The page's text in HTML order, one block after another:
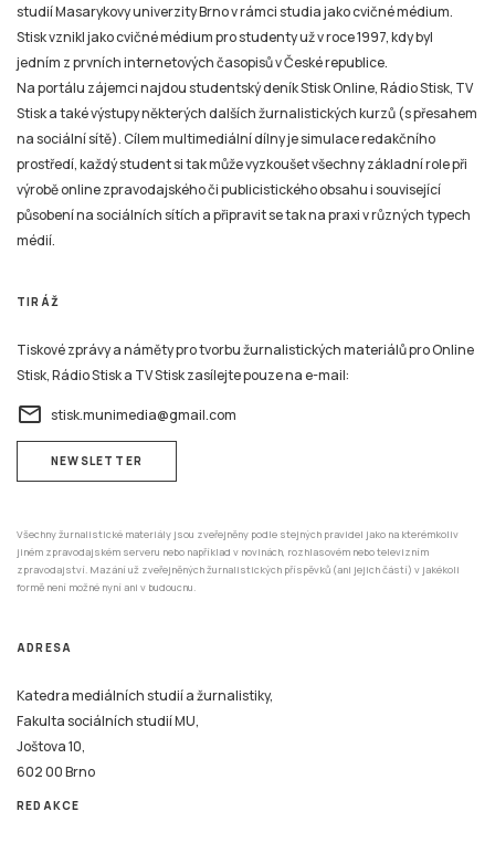
studií Masarykovy univerzity Brno v rámci studia jako cvičné médium.
Stisk vznikl jako cvičné médium pro studenty už v roce 1997, kdy byl
jedním z prvních internetových časopisů v České republice.
Na portálu zájemci najdou studentský deník Stisk Online, Rádio Stisk, TV
Stisk a také výstupy některých dalších žurnalistických kurzů (s přesahem
na sociální sítě). Cílem multimediální dílny je simulace redakčního
prostředí, každý student si tak může vyzkoušet všechny základní role při
výrobě online zpravodajského či publicistického obsahu i související
působení na sociálních sítích a připravit se tak na praxi v různých typech
médií.
TIRÁŽ
Tiskové zprávy a náměty pro tvorbu žurnalistických materiálů pro Online
Stisk, Rádio Stisk a TV Stisk zasílejte pouze na e-mail:
email stisk.munimedia@gmail.com
NEWSLETTER
Všechny žurnalistické materiály jsou zveřejněny podle stejných pravidel jako na kterémkoliv
jiném zpravodajském serveru nebo například v novinách, rozhlasovém nebo televizním
zpravodajství. Mazání už zveřejněných žurnalistických příspěvků (ani jejich částí) v jakékoli
formě není možné nyní ani v budoucnu.
ADRESA
Katedra mediálních studií a žurnalistiky,
Fakulta sociálních studií MU,
Joštova 10,
602 00 Brno
REDAKCE